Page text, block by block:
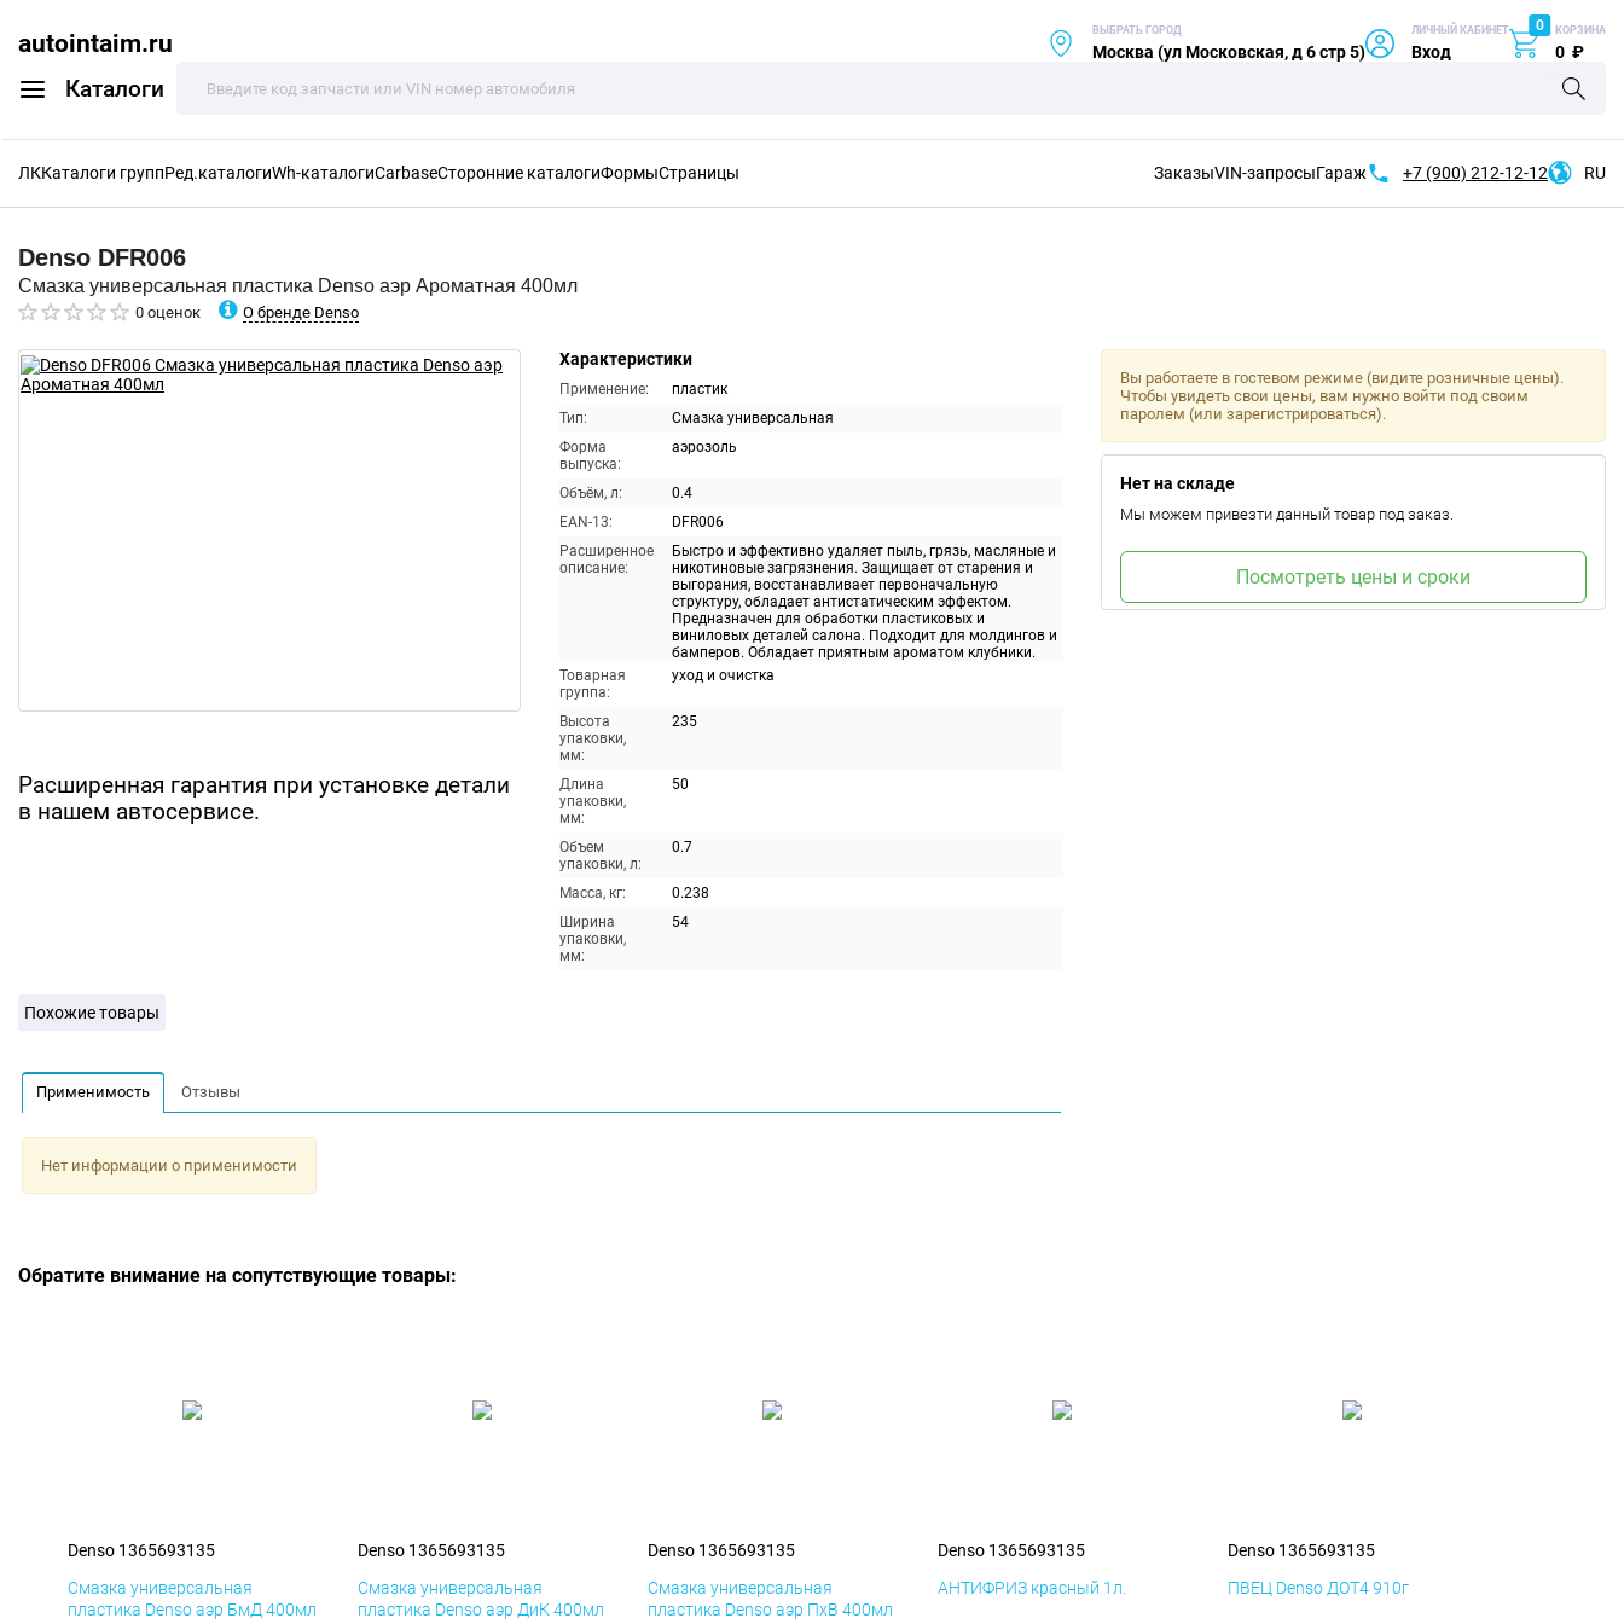
autointaim.ru
Каталоги
ВЫБРАТЬ ГОРОД
Москва (ул Московская, д 6 стр 5)
ЛИЧНЫЙ КАБИНЕТ
Вход
0 КОРЗИНА
0 ₽
ЛККаталоги группРед.каталогиWh-каталогиCarbaseСторонние каталогиФормыСтраницы ЗаказыVIN-запросыГараж +7 (900) 212-12-12 RU
Denso DFR006
Смазка универсальная пластика Denso аэр Ароматная 400мл
0 оценок О бренде Denso
Расширенная гарантия при установке детали
в нашем автосервисе.
Характеристики
Применение:
пластик
Тип:
Смазка универсальная
Форма
выпуска:
аэрозоль
Объём, л:
0.4
EAN-13:
DFR006
Расширенное
описание:
Быстро и эффективно удаляет пыль, грязь, масляные и
никотиновые загрязнения. Защищает от старения и
выгорания, восстанавливает первоначальную
структуру, обладает антистатическим эффектом.
Предназначен для обработки пластиковых и
виниловых деталей салона. Подходит для молдингов и
бамперов. Обладает приятным ароматом клубники.
Товарная
группа:
уход и очистка
Высота
упаковки,
мм:
235
Длина
упаковки,
мм:
50
Объем
упаковки, л:
0.7
Масса, кг:
0.238
Ширина
упаковки,
мм:
54
Вы работаете в гостевом режиме (видите розничные цены).
Чтобы увидеть свои цены, вам нужно войти под своим
паролем (или зарегистрироваться).
Нет на складе
Мы можем привезти данный товар под заказ.
Посмотреть цены и сроки
Похожие товары
Применимость Отзывы
Нет информации о применимости
Обратите внимание на сопутствующие товары:
Denso 1365693135
Смазка универсальная
пластика Denso аэр БмД 400мл
Denso 1365693135
Смазка универсальная
пластика Denso аэр ДиК 400мл
Denso 1365693135
Смазка универсальная
пластика Denso аэр ПхВ 400мл
Denso 1365693135
АНТИФРИЗ красный 1л.
Denso 1365693135
ПВЕЦ Denso ДОТ4 910г